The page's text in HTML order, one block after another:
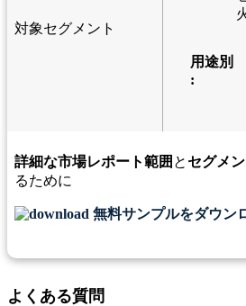
対象セグメント
用途別
:
詳細な市場レポート範囲 と セグメ
るために
無料サンプルをダウン
よくある質問